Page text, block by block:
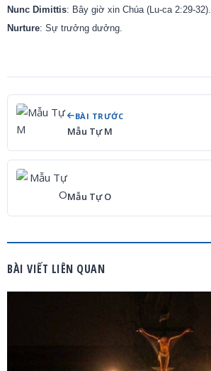
Nunc Dimittis: Bây giờ xin Chúa (Lu-ca 2:29-32).
Nurture: Sự trưởng dưởng.
BÀI TRƯỚC
Mẫu Tự M
Mẫu Tự O
BÀI VIẾT LIÊN QUAN